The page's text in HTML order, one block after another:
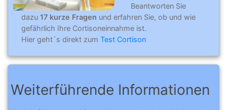
Beantworten Sie
dazu 17 kurze Fragen und erfahren Sie, ob und wie
gefährlich Ihre Cortisoneinnahme ist.
Hier geht´s direkt zum Test Cortison
Weiterführende Informationen